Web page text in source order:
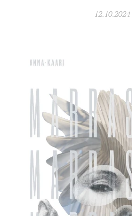
12.10.2024